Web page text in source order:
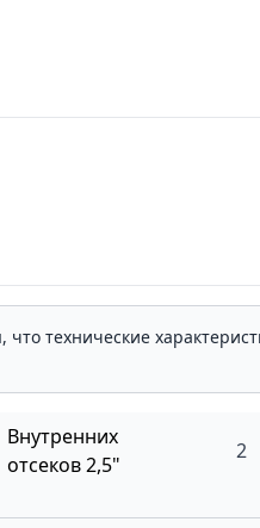
технические
Внутренних
отсеков 2,5"
2